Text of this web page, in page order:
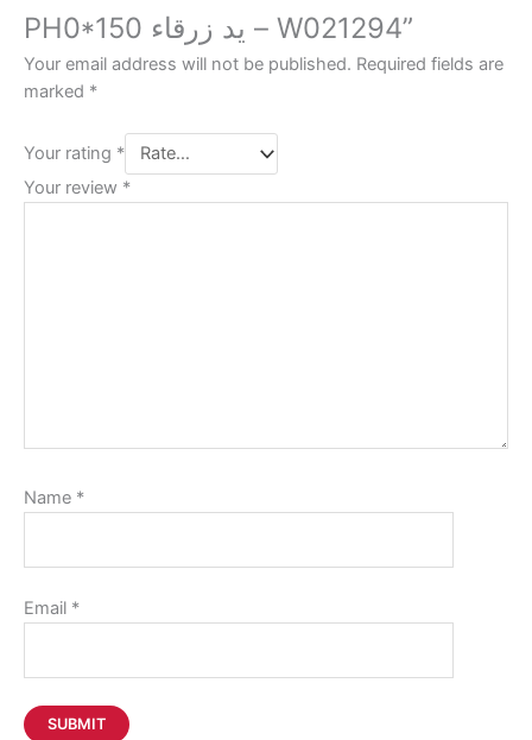
PH0*150 يد زرقاء – W021294”
Your email address will not be published. Required fields are
marked *
Your rating *
Your review *
Name *
Email *